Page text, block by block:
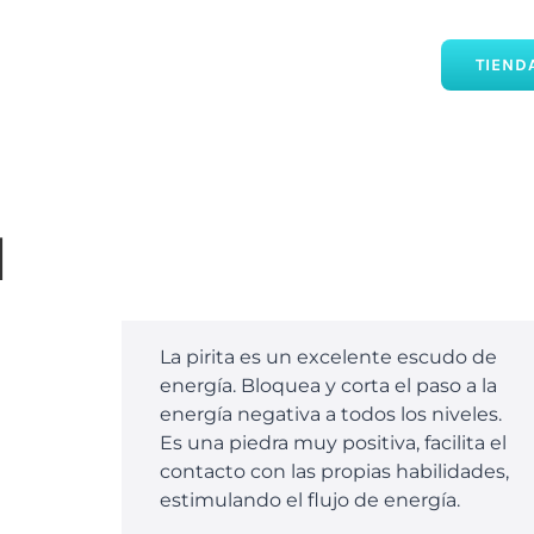
La pirita es un excelente escudo de
energía. Bloquea y corta el paso a la
energía negativa a todos los niveles.
Es una piedra muy positiva, facilita el
contacto con las propias habilidades,
estimulando el flujo de energía.